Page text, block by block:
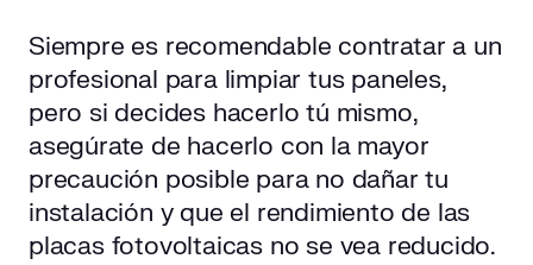
Siempre es recomendable contratar a un
profesional para limpiar tus paneles,
pero si decides hacerlo tú mismo,
asegúrate de hacerlo con la mayor
precaución posible para no dañar tu
instalación y que el rendimiento de las
placas fotovoltaicas no se vea reducido.